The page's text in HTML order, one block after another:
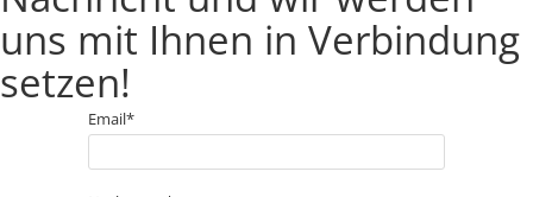
uns mit Ihnen in Verbindung
setzen!
Email*